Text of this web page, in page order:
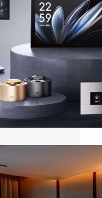
床头柜上的智能音箱
间，打开电视，50